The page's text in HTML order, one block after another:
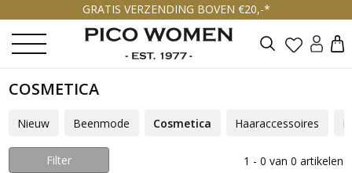
GRATIS VERZENDING BOVEN €20,-*
Zoeken
COSMETICA
Nieuw Beenmode Cosmetica Haaraccessoires
Filter 1 - 0 van 0 artikelen